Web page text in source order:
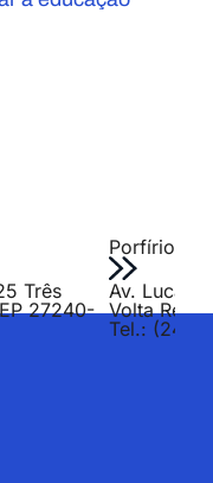
Três
27240-
Porfírio
Av. Lucas
Volta
Tel.: (24)